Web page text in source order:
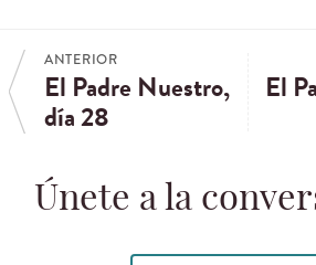
ANTERIOR
El Padre Nuestro,
día 28
El
Únete a la